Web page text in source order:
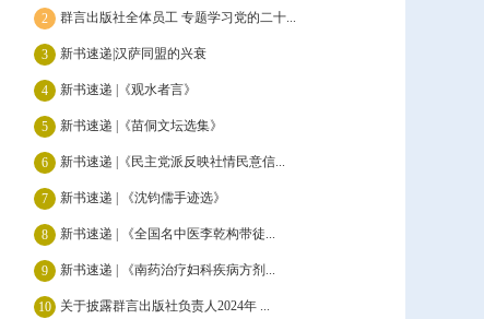
2 群言出版社全体员工 专题学习党的二十...
3 新书速递|汉萨同盟的兴衰
4 新书速递 |《观水者言》
5 新书速递 |《苗侗文坛选集》
6 新书速递 |《民主党派反映社情民意信...
7 新书速递 | 《沈钧儒手迹选》
8 新书速递 | 《全国名中医李乾构带徒...
9 新书速递 | 《南药治疗妇科疾病方剂...
10 关于披露群言出版社负责人2024年 ...